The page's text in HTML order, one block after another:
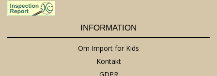
INFORMATION
Om Import for Kids
Kontakt